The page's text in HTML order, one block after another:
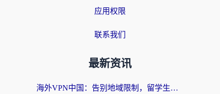
应用权限
联系我们
最新资讯
海外VPN中国：告别地域限制，留学生与华人如何轻松刷国内剧、玩国服？